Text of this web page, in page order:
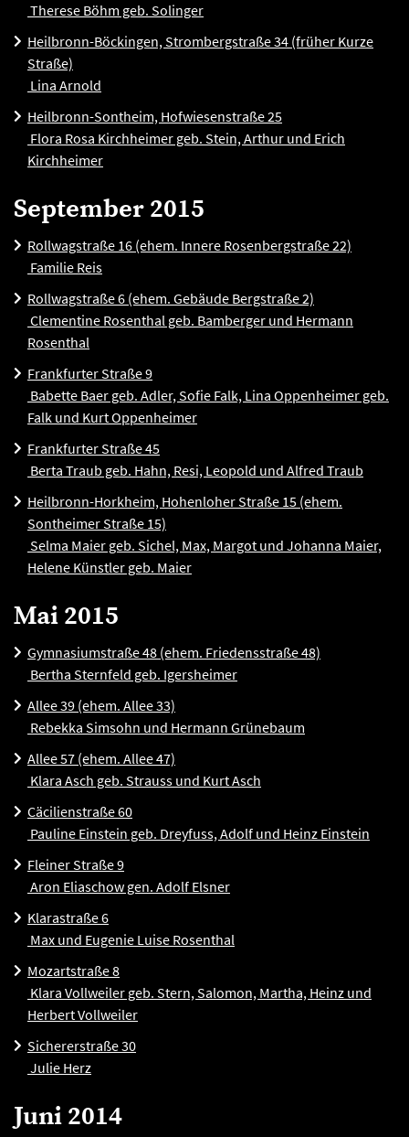
Therese Böhm geb. Solinger
Heilbronn-Böckingen, Strombergstraße 34 (früher Kurze
Straße)
Lina Arnold
Heilbronn-Sontheim, Hofwiesenstraße 25
Flora Rosa Kirchheimer geb. Stein, Arthur und Erich
Kirchheimer
September 2015
Rollwagstraße 16 (ehem. Innere Rosenbergstraße 22)
Familie Reis
Rollwagstraße 6 (ehem. Gebäude Bergstraße 2)
Clementine Rosenthal geb. Bamberger und Hermann
Rosenthal
Frankfurter Straße 9
Babette Baer geb. Adler, Sofie Falk, Lina Oppenheimer geb.
Falk und Kurt Oppenheimer
Frankfurter Straße 45
Berta Traub geb. Hahn, Resi, Leopold und Alfred Traub
Heilbronn-Horkheim, Hohenloher Straße 15 (ehem.
Sontheimer Straße 15)
Selma Maier geb. Sichel, Max, Margot und Johanna Maier,
Helene Künstler geb. Maier
Mai 2015
Gymnasiumstraße 48 (ehem. Friedensstraße 48)
Bertha Sternfeld geb. Igersheimer
Allee 39 (ehem. Allee 33)
Rebekka Simsohn und Hermann Grünebaum
Allee 57 (ehem. Allee 47)
Klara Asch geb. Strauss und Kurt Asch
Cäcilienstraße 60
Pauline Einstein geb. Dreyfuss, Adolf und Heinz Einstein
Fleiner Straße 9
Aron Eliaschow gen. Adolf Elsner
Klarastraße 6
Max und Eugenie Luise Rosenthal
Mozartstraße 8
Klara Vollweiler geb. Stern, Salomon, Martha, Heinz und
Herbert Vollweiler
Sichererstraße 30
Julie Herz
Juni 2014